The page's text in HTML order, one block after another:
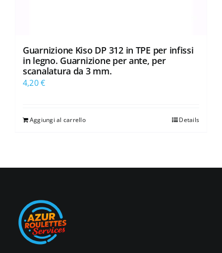
Guarnizione Kiso DP 312 in TPE per infissi
in legno. Guarnizione per ante, per
scanalatura da 3 mm.
4,20€
Aggiungi al carrello Details